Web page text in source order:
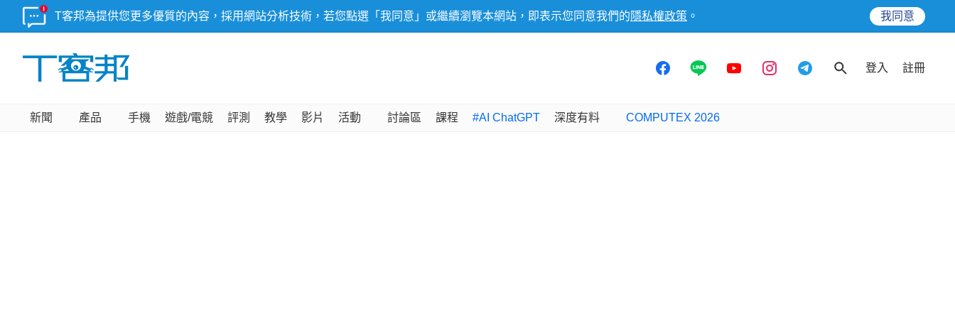
T客邦為提供您更多優質的內容，採用網站分析技術，若您點選「我同意」或繼續瀏覽本網站，即表示您同意我們的 隱私權政策 。 我同意
登入 註冊
新聞 產品 手機 遊戲/電競 評測 教學 影片 活動 討論區 課程 #AI ChatGPT 深度有料 COMPUTEX 2026